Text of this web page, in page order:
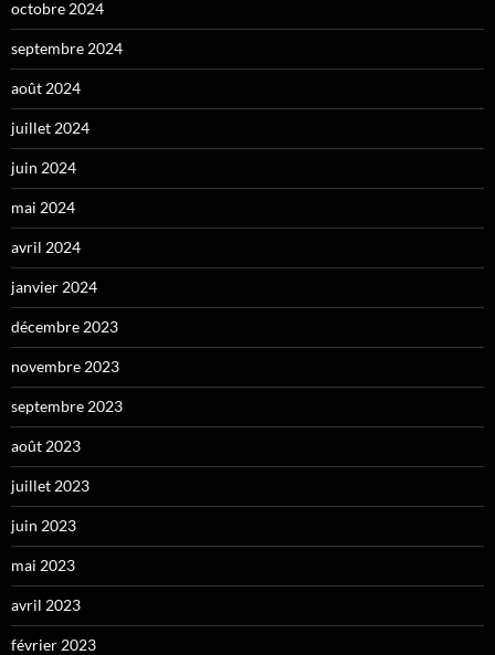
octobre 2024
septembre 2024
août 2024
juillet 2024
juin 2024
mai 2024
avril 2024
janvier 2024
décembre 2023
novembre 2023
septembre 2023
août 2023
juillet 2023
juin 2023
mai 2023
avril 2023
février 2023